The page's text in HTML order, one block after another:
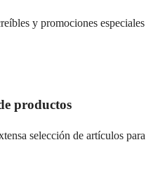
y promociones
productos
selección de artículos